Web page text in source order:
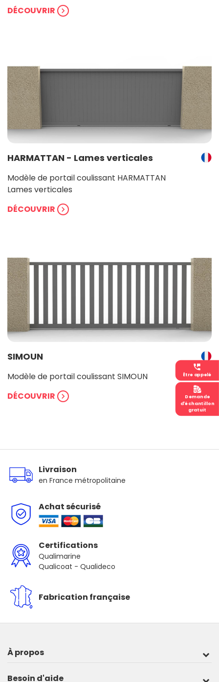
DÉCOUVRIR chevron_right
HARMATTAN - Lames verticales
Modèle de portail coulissant HARMATTAN
Lames verticales
DÉCOUVRIR chevron_right
SIMOUN
Modèle de portail coulissant SIMOUN
DÉCOUVRIR chevron_right
Livraison
en France métropolitaine
Achat sécurisé
Certifications
Qualimarine
Qualicoat - Qualideco
Fabrication française
À propos
Besoin d'aide
perm_phone_msg
Être appelé
Demande
d'échantillon
gratuit